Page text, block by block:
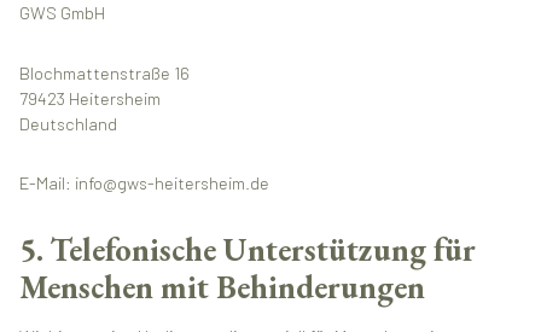
GWS GmbH
Blochmattenstraße 16
79423 Heitersheim
Deutschland
E-Mail: info@gws-heitersheim.de
5. Telefonische Unterstützung für
Menschen mit Behinderungen